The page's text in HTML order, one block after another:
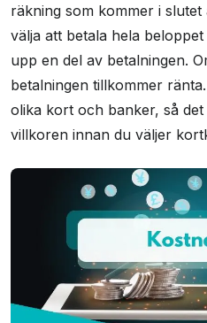
Vanliga frågor om
räkning som kommer i
välja att betala hela
upp en del av betalningen.
betalningen tillkommer
olika kort och banker, så
villkoren innan du väljer